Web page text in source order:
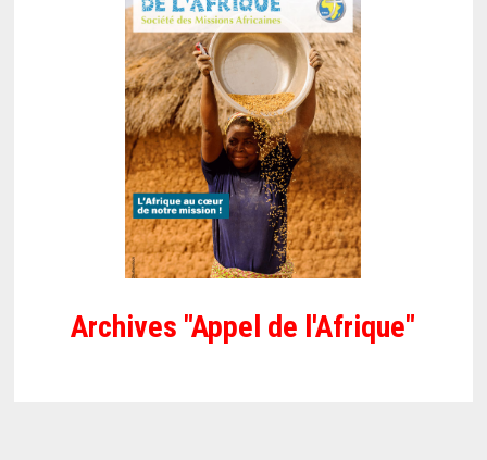
Archives "Appel de l'Afrique"